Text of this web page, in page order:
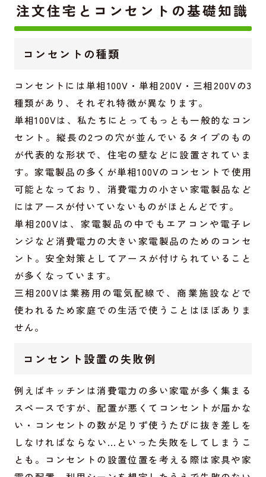
注文住宅とコンセントの基礎知識
コンセントの種類
コンセントには単相100V・単相200V・三相200Vの3
種類があり、それぞれ特徴が異なります。
単相100Vは、私たちにとってもっとも一般的なコン
セント。縦長の2つの穴が並んでいるタイプのもの
が代表的な形状で、住宅の壁などに設置されていま
す。家電製品の多くが単相100Vのコンセントで使用
可能となっており、消費電力の小さい家電製品など
にはアースが付いていないものがほとんどです。
単相200Vは、家電製品の中でもエアコンや電子レ
ンジなど消費電力の大きい家電製品のためのコンセ
ント。安全対策としてアースが付けられていること
が多くなっています。
三相200Vは業務用の電気配線で、商業施設などで
使われるため家庭での生活で使うことはほぼありま
せん。
コンセント設置の失敗例
例えばキッチンは消費電力の多い家電が多く集まる
スペースですが、配置が悪くてコンセントが届かな
い・コンセントの数が足りず使うたびに抜き差しを
しなければならない…といった失敗をしてしまうこ
とも。コンセントの設置位置を考える際は家具や家